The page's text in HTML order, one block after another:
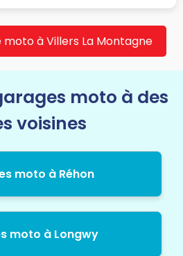
à Villers La Montagne
moto à des
voisines
moto à Réhon
moto à Longwy